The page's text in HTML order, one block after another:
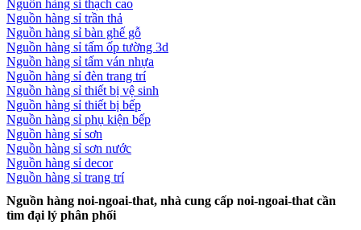
Nguồn hàng sỉ thạch cao
Nguồn hàng sỉ trần thả
Nguồn hàng sỉ bàn ghế gỗ
Nguồn hàng sỉ tấm ốp tường 3d
Nguồn hàng sỉ tấm ván nhựa
Nguồn hàng sỉ đèn trang trí
Nguồn hàng sỉ thiết bị vệ sinh
Nguồn hàng sỉ thiết bị bếp
Nguồn hàng sỉ phụ kiện bếp
Nguồn hàng sỉ sơn
Nguồn hàng sỉ sơn nước
Nguồn hàng sỉ decor
Nguồn hàng sỉ trang trí
Nguồn hàng noi-ngoai-that, nhà cung cấp noi-ngoai-that cần
tìm đại lý phân phối